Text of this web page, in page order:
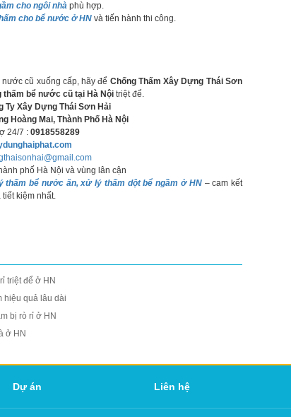
cho ngôi nhà phù hợp.
cho bể nước ở HN và tiến hành thi công.
cũ xuống cấp, hãy để Chống Thấm Xây Dựng Thái Sơn
thấm bể nước cũ tại Hà Nội triệt để.
Ty Xây Dựng Thái Sơn Hải
Hoàng Mai, Thành Phố Hà Nội
24/7 : 0918558289
phố Hà Nội và vùng lân cận
thấm bể nước ăn, xử lý thấm dột bể ngầm ở HN– cam kết
kiệm nhất.
triệt để ở HN
hiệu quả lâu dài
bị rò rỉ ở HN
ở HN
Dự án Liên hệ